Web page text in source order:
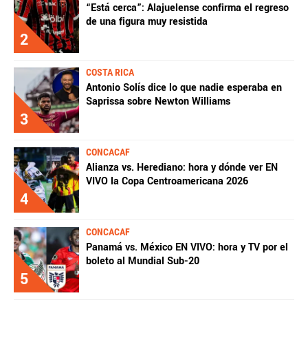
2
“Está cerca”: Alajuelense confirma el regreso
de una figura muy resistida
3
COSTA RICA
Antonio Solís dice lo que nadie esperaba en
Saprissa sobre Newton Williams
4
CONCACAF
Alianza vs. Herediano: hora y dónde ver EN
VIVO la Copa Centroamericana 2026
5
CONCACAF
Panamá vs. México EN VIVO: hora y TV por el
boleto al Mundial Sub-20